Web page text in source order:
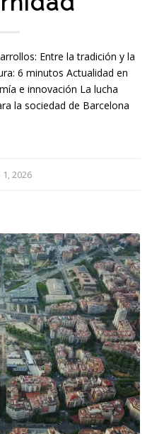
Entre la tradición y la
6 minutos Actualidad en
e innovación La lucha
la sociedad de Barcelona
2026